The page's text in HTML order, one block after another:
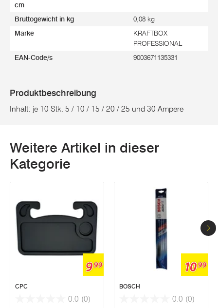
cm
Bruttogewicht in kg 0,08 kg
Marke
KRAFTBOX
PROFESSIONAL
EAN-Code/s 9003671135331
Produktbeschreibung
Inhalt: je 10 Stk. 5 / 10 / 15 / 20 / 25 und 30 Ampere
Weitere Artikel in dieser
Kategorie
999
CPC
0.0 (0)
1099
BOSCH
0.0 (0)